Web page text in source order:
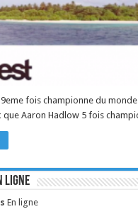
fois championne du
que Aaron Hadlow 5 fois
ligne
En ligne